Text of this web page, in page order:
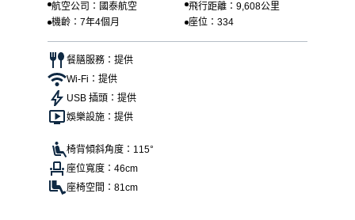
航空公司：國泰航空
飛行距離：9,608公里
機齡：7年4個月
座位：334
餐膳服務：提供
Wi-Fi：提供
USB 插頭：提供
娛樂設施：提供
椅背傾斜角度：115°
座位寬度：46cm
座椅空間：81cm